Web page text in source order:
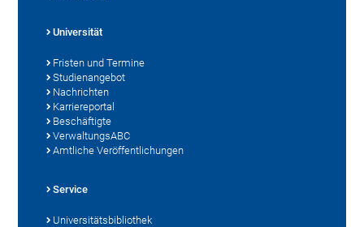
Universität
Fristen und Termine
Studienangebot
Nachrichten
Karriereportal
Beschäftigte
VerwaltungsABC
Amtliche Veröffentlichungen
Service
Universitätsbibliothek